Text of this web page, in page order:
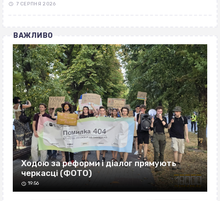
7 СЕРПНЯ 2026
ВАЖЛИВО
Ходою за реформи і діалог прямують
черкасці (ФОТО)
19:56